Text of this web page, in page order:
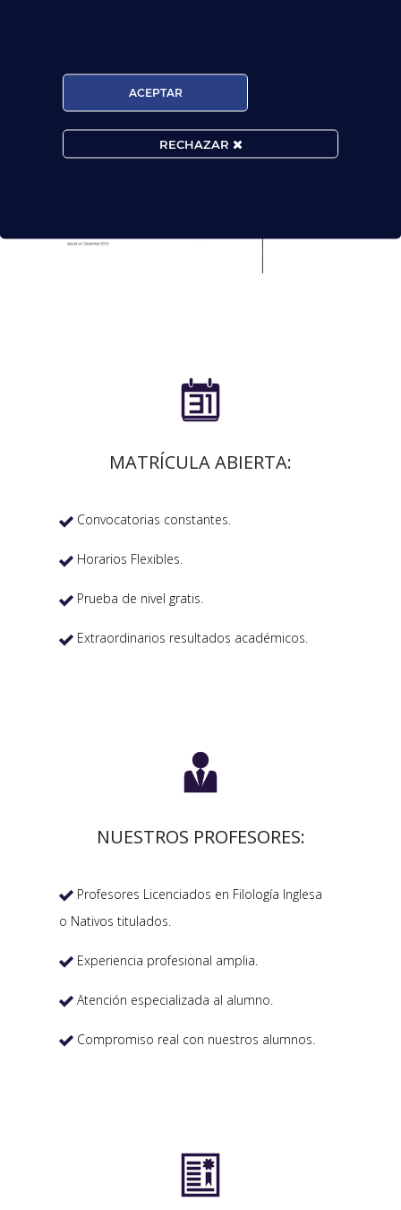

MATRÍCULA ABIERTA:
 Convocatorias constantes.
 Horarios Flexibles.
 Prueba de nivel gratis.
 Extraordinarios resultados académicos.

NUESTROS PROFESORES:
 Profesores Licenciados en Filología Inglesa
o Nativos titulados.
 Experiencia profesional amplia.
 Atención especializada al alumno.
 Compromiso real con nuestros alumnos.

ACEPTAR
RECHAZAR